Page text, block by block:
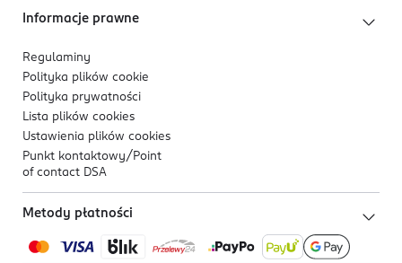
Informacje prawne
Regulaminy
Polityka plików cookie
Polityka prywatności
Lista plików cookies
Ustawienia plików cookies
Punkt kontaktowy/ Point
of contact DSA
Metody płatności